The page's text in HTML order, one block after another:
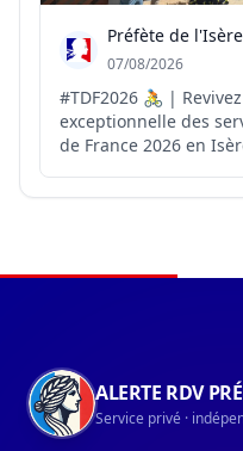
Préfète de l'Isère
07/08/2026
#TDF2026 🚴 |
exceptionnelle des
de France 2026 en Isère ! Du 22 au 25 juillet,
France. 4️⃣ jours
ALERTE RDV
Service privé ·